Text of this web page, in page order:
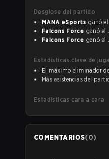
Desglose del partido
MANA eSports
Falcons Force
Falcons Force
Estadísticas clave de
El máximo eliminador
Más asistencias del
Estadísticas cara a cara
COMENTARIOS(0)